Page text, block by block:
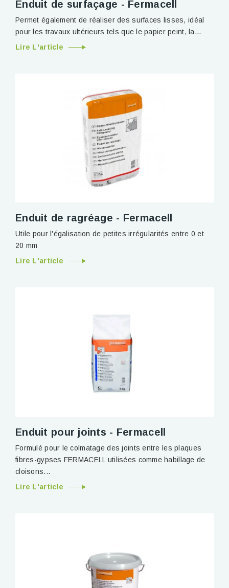
Enduit de surfaçage - Fermacell
Permet également de réaliser des surfaces lisses, idéal
pour les travaux ultérieurs tels que le papier peint, la...
Lire L'article
Enduit de ragréage - Fermacell
Utile pour l'égalisation de petites irrégularités entre 0 et
20 mm
Lire L'article
Enduit pour joints - Fermacell
Formulé pour le colmatage des joints entre les plaques
fibres-gypses FERMACELL utilisées comme habillage de
cloisons...
Lire L'article